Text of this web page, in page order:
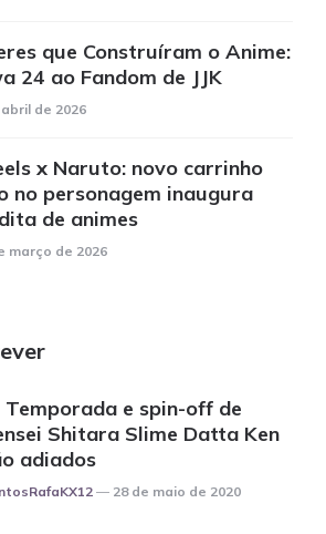
que Construíram o Anime:
24 ao Fandom de JJK
de 2026
x Naruto: novo carrinho
no personagem inaugura
de animes
março de 2026
Temporada e spin-off de
Shitara Slime Datta Ken
adiados
28 de maio de 2020